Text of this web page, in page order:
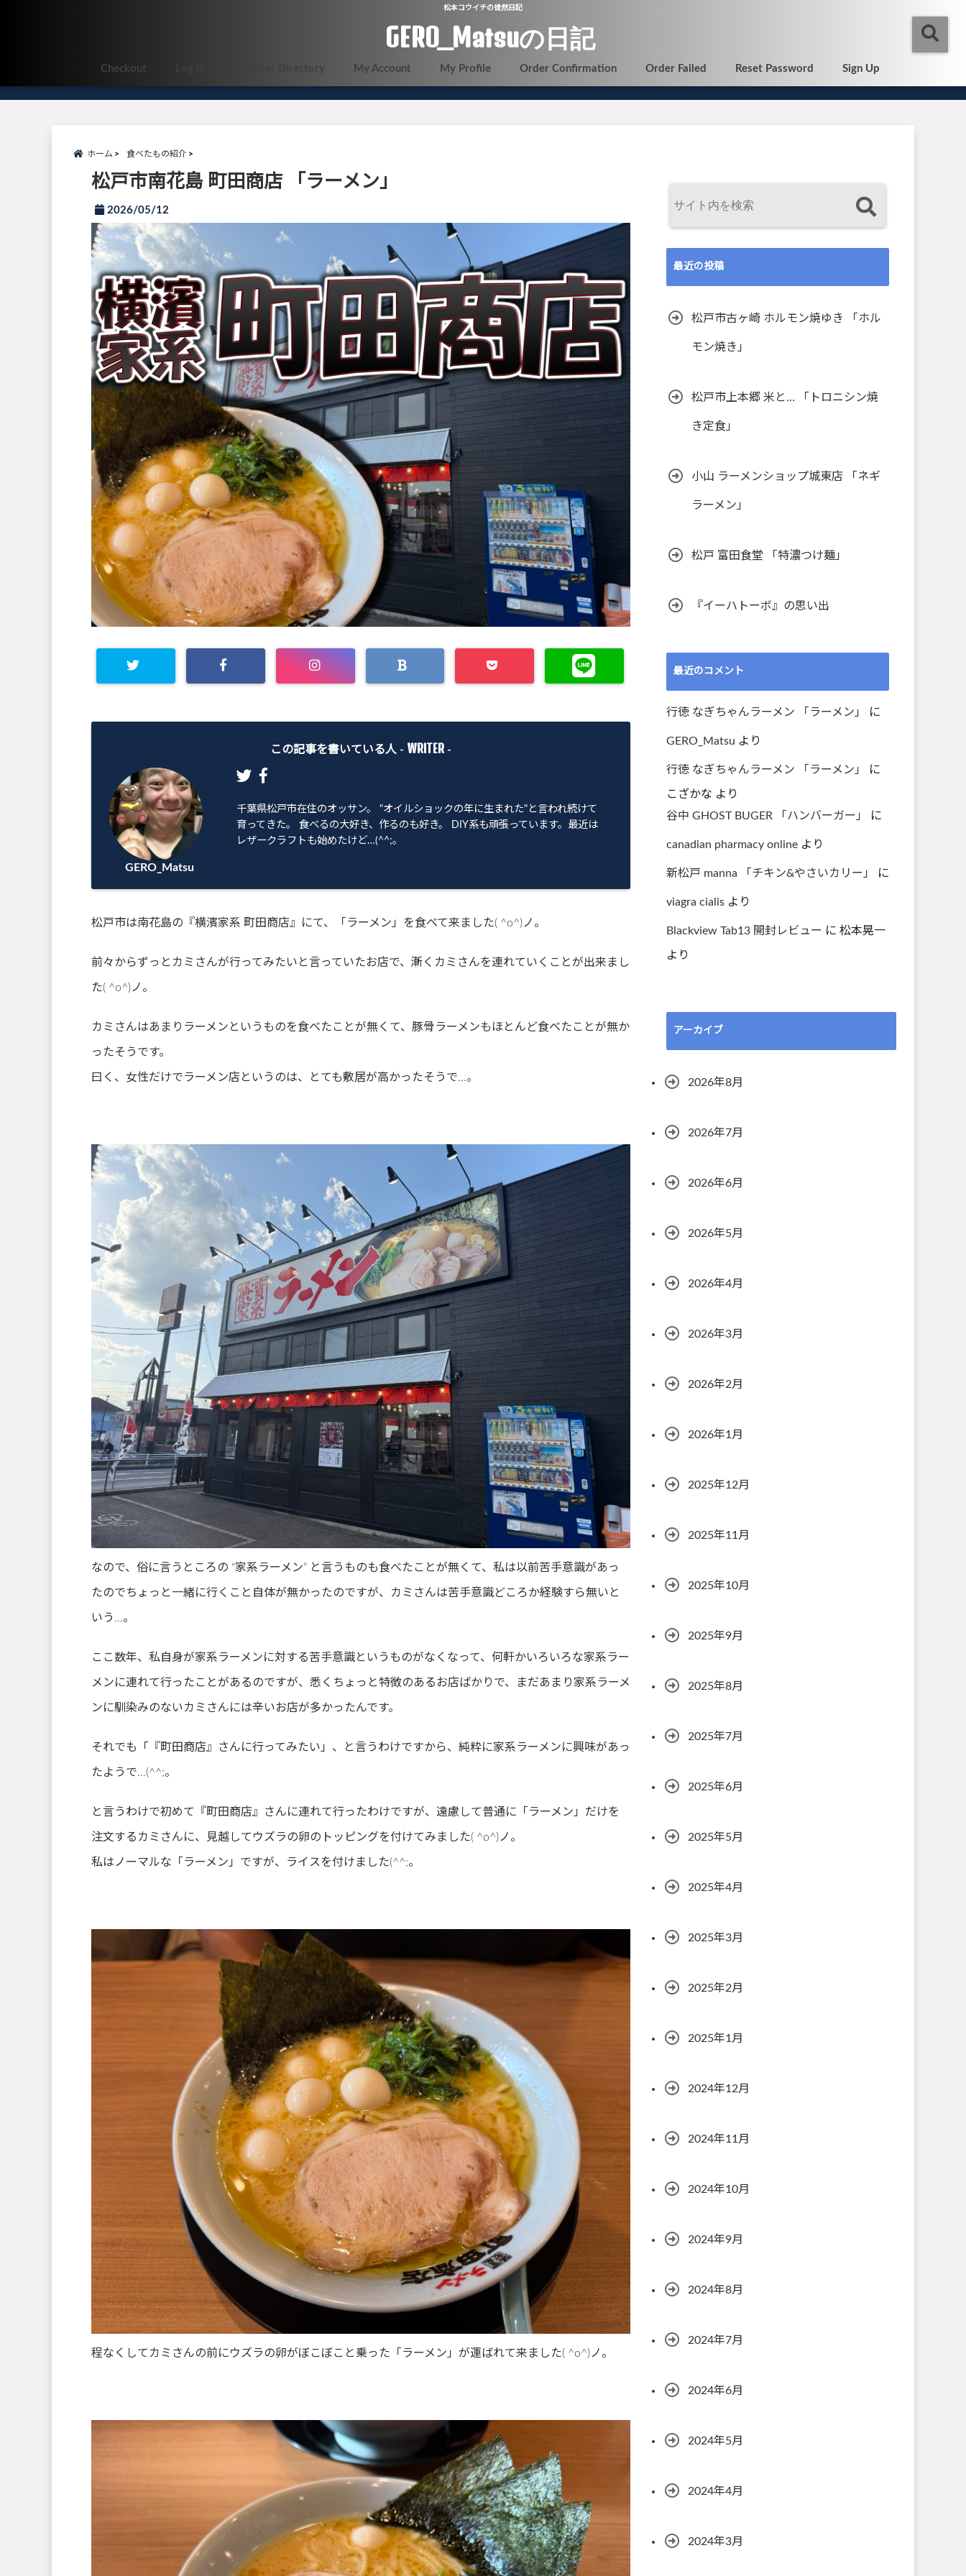
松本コウイチの徒然日記
GERO_Matsuの日記
Checkout My Account My Profile Order Confirmation Order Failed Reset Password Sign Up
ホーム 食べたもの紹介
松戸市南花島 町田商店 「ラーメン」
2026/05/12
この記事を書いている人 - WRITER -
GERO_Matsu
千葉県松戸市在住のオッサン。 "オイルショックの年に生まれた"と言われ続けて
育ってきた。 食べるの大好き、作るのも好き。 DIY系も頑張っています。最近は
レザークラフトも始めたけど…(^^;。
松戸市は南花島の『横濱家系 町田商店』にて、「ラーメン」を食べて来ました( ^o^)ノ。
前々からずっとカミさんが行ってみたいと言っていたお店で、漸くカミさんを連れていくことが出来まし
た( ^o^)ノ。
カミさんはあまりラーメンというものを食べたことが無くて、豚骨ラーメンもほとんど食べたことが無か
ったそうです。
曰く、女性だけでラーメン店というのは、とても敷居が高かったそうで…。
なので、俗に言うところの “家系ラーメン” と言うものも食べたことが無くて、私は以前苦手意識があっ
たのでちょっと一緒に行くこと自体が無かったのですが、カミさんは苦手意識どころか経験すら無いと
いう…。
ここ数年、私自身が家系ラーメンに対する苦手意識というものがなくなって、何軒かいろいろな家系ラー
メンに連れて行ったことがあるのですが、悉くちょっと特徴のあるお店ばかりで、まだあまり家系ラーメ
ンに馴染みのないカミさんには辛いお店が多かったんです。
それでも「『町田商店』さんに行ってみたい」、と言うわけですから、純粋に家系ラーメンに興味があっ
たようで…(^^;。
と言うわけで初めて『町田商店』さんに連れて行ったわけですが、遠慮して普通に「ラーメン」だけを
注文するカミさんに、見越してウズラの卵のトッピングを付けてみました( ^o^)ノ。
私はノーマルな「ラーメン」ですが、ライスを付けました(^^;。
程なくしてカミさんの前にウズラの卵がぼこぼこと乗った「ラーメン」が運ばれて来ました( ^o^)ノ。
最近の投稿
松戸市古ヶ崎 ホルモン焼ゆき 「ホル
モン焼き」
松戸市上本郷 米と… 「トロニシン焼
き定食」
小山 ラーメンショップ城東店 「ネギ
ラーメン」
松戸 富田食堂 「特濃つけ麺」
『イーハトーボ』の思い出
最近のコメント
行徳 なぎちゃんラーメン 「ラーメン」 に
GERO_Matsu より
行徳 なぎちゃんラーメン 「ラーメン」 に
こざかな より
谷中 GHOST BUGER 「ハンバーガー」
に
canadian pharmacy online より
新松戸 manna 「チキン&やさいカリー」 に
viagra cialis より
Blackview Tab13 開封レビュー に 松本晃一
より
アーカイブ
2026年8月
2026年7月
2026年6月
2026年5月
2026年4月
2026年3月
2026年2月
2026年1月
2025年12月
2025年11月
2025年10月
2025年9月
2025年8月
2025年7月
2025年6月
2025年5月
2025年4月
2025年3月
2025年2月
2025年1月
2024年12月
2024年11月
2024年10月
2024年9月
2024年8月
2024年7月
2024年6月
2024年5月
2024年4月
2024年3月